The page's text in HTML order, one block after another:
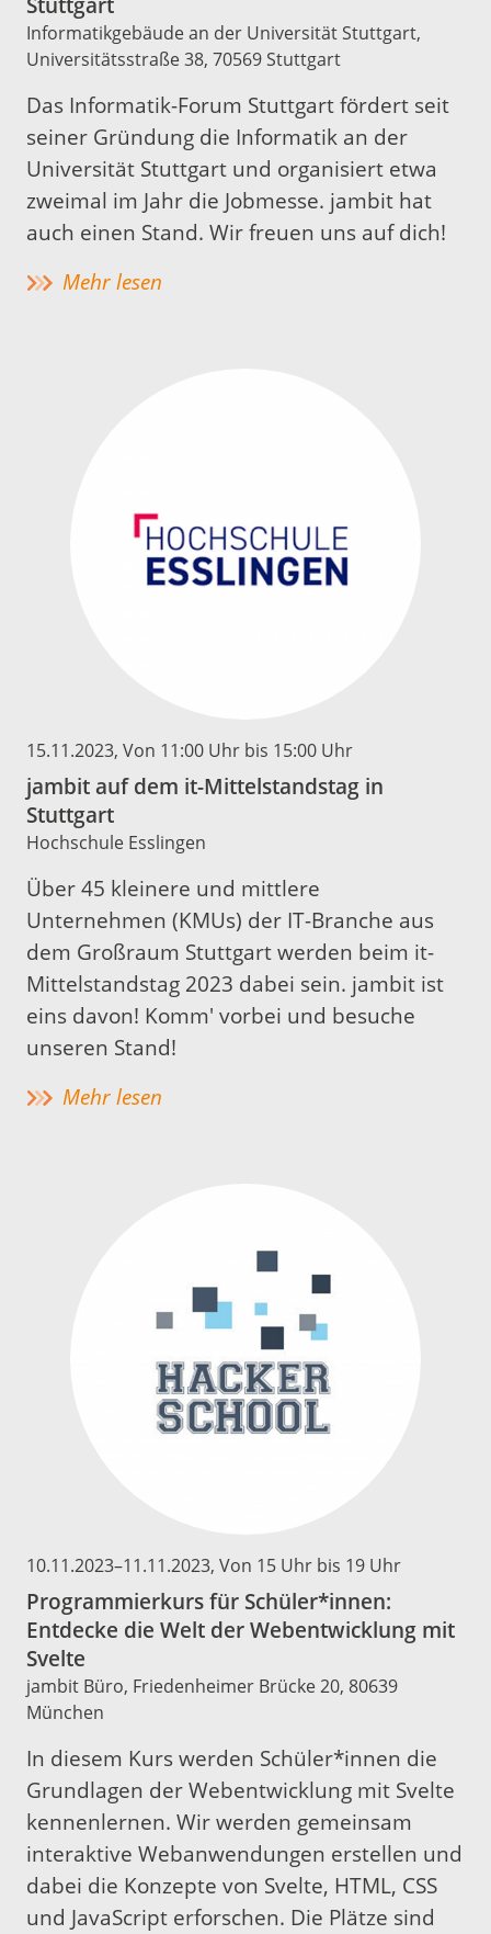
Informatikgebäude an der Universität Stuttgart,
Universitätsstraße 38, 70569 Stuttgart
Das Informatik-Forum Stuttgart fördert seit
seiner Gründung die Informatik an der
Universität Stuttgart und organisiert etwa
zweimal im Jahr die Jobmesse. jambit hat
auch einen Stand. Wir freuen uns auf dich!
Mehr lesen
15.11.2023, Von 11:00 Uhr bis 15:00 Uhr
jambit auf dem it-Mittelstandstag in
Stuttgart
Hochschule Esslingen
Über 45 kleinere und mittlere
Unternehmen (KMUs) der IT-Branche aus
dem Großraum Stuttgart werden beim it-
Mittelstandstag 2023 dabei sein. jambit ist
eins davon! Komm' vorbei und besuche
unseren Stand!
Mehr lesen
10.11.2023–11.11.2023, Von 15 Uhr bis 19 Uhr
Programmierkurs für Schüler*innen:
Entdecke die Welt der Webentwicklung mit
Svelte
jambit Büro, Friedenheimer Brücke 20, 80639
München
In diesem Kurs werden Schüler*innen die
Grundlagen der Webentwicklung mit Svelte
kennenlernen. Wir werden gemeinsam
interaktive Webanwendungen erstellen und
dabei die Konzepte von Svelte, HTML, CSS
und JavaScript erforschen. Die Plätze sind